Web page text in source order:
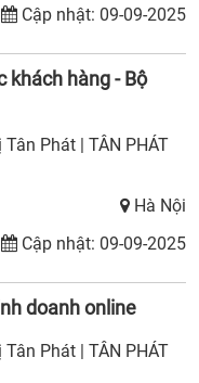
Cập nhật: 09-09-2025
khách hàng - Bộ
Phát | TÂN PHÁT
Hà Nội
Cập nhật: 09-09-2025
doanh online
Phát | TÂN PHÁT